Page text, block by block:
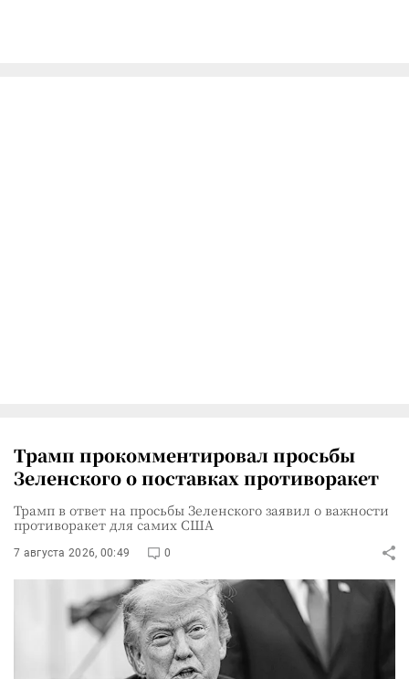
Трамп прокомментировал просьбы
Зеленского о поставках противоракет
Трамп в ответ на просьбы Зеленского заявил о важности
противоракет для самих США
7 августа 2026, 00:49 0